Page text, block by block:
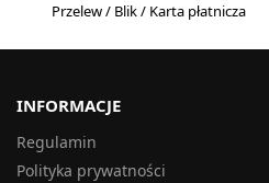
Przelew / Blik / Karta płatnicza
INFORMACJE
Regulamin
Polityka prywatności